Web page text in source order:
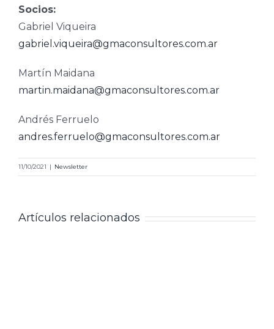
Socios:
Gabriel Viqueira
gabriel.viqueira@gmaconsultores.com.ar
Martín Maidana
martin.maidana@gmaconsultores.com.ar
Andrés Ferruelo
andres.ferruelo@gmaconsultores.com.ar
11/10/2021 | Newsletter
Artículos relacionados